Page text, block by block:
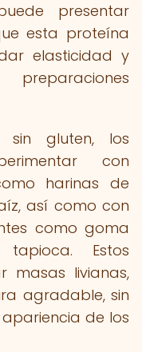
presentar
esta proteína
elasticidad y
sin gluten, los
con
harinas de
así como con
como goma
Estos
masas livianas,
agradable, sin
de los